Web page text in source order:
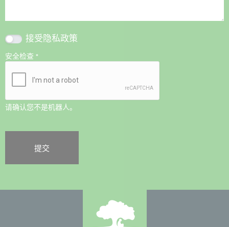
接受隐私政策
安全检查 *
请确认您不是机器人。